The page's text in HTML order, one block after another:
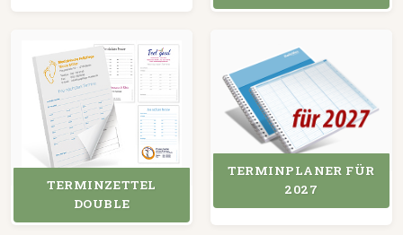
TERMINZETTEL
DOUBLE
TERMINPLANER FÜR
2027